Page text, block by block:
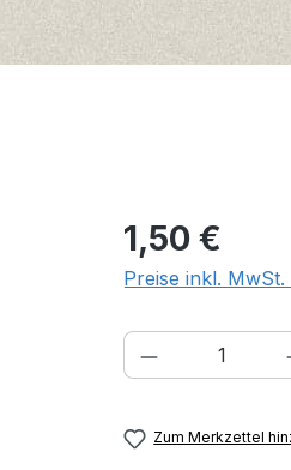
Regulärer Preis:
1,50 €
Preise inkl.
Produkt
Zum Merkzettel